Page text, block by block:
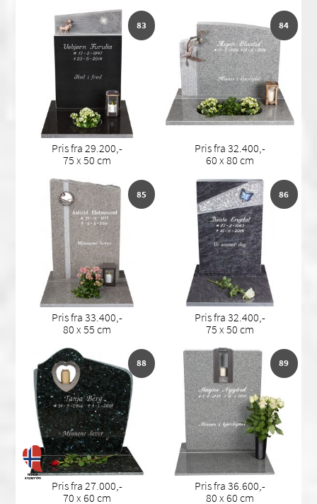
83
Pris fra 29.200,-
75 x 50 cm
84
Pris fra 32.400,-
60 x 80 cm
85
Pris fra 33.400,-
80 x 55 cm
86
Pris fra 32.400,-
75 x 50 cm
88
Pris fra 27.000,-
70 x 60 cm
89
Pris fra 36.600,-
80 x 60 cm